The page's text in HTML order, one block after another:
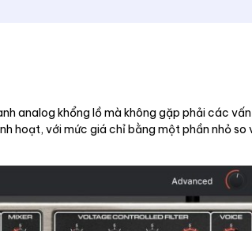
analog khổng lồ mà không gặp phải các
hoạt, với mức giá chỉ bằng một phần nhỏ so